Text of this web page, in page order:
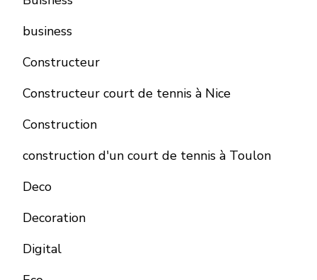
business
Constructeur
Constructeur court de tennis à Nice
Construction
construction d'un court de tennis à Toulon
Deco
Decoration
Digital